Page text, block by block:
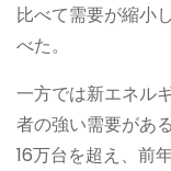
比べて需要が縮小
べた。
一方では新エネル
者の強い需要があ
16万台を超え、前